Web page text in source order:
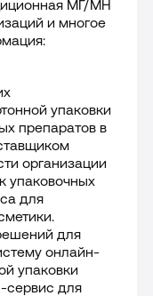
МГ/МН
и многое
упаковки
препаратов в
организации
упаковочных
для
для
онлайн-
упаковки
сервис для